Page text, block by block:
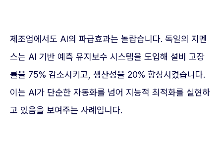
제조업에서도 AI의 파급효과는 놀랍습니다. 독일의 지멘
스는 AI 기반 예측 유지보수 시스템을 도입해 설비 고장
률을 75% 감소시키고, 생산성을 20% 향상시켰습니다.
이는 AI가 단순한 자동화를 넘어 지능적 최적화를 실현하
고 있음을 보여주는 사례입니다.